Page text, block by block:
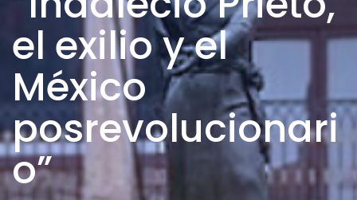
el exilio y el
México
posrevolucionari
o”